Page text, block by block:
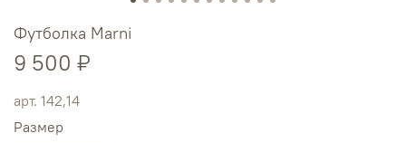
арт. 142,14
Футболка Marni
9 500 ₽
Размер